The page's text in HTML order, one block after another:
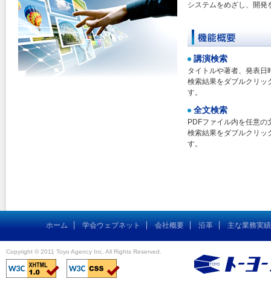
システムをめざし、開発
講演検索
タイトルや著者、発表日
検索結果をダブルクリッ
す。
全文検索
PDFファイル内を任意
検索結果をダブルクリッ
す。
ホーム 学会ウェブネット 会社概要 沿革 主な業務実績
Copyright © 2011 Toyo Agency Inc. All Rights Reserved.